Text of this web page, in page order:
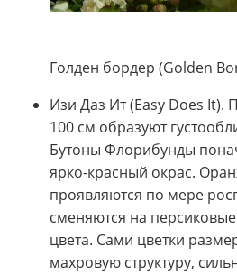
Голден бордер (Golden
Изи Даз Ит (Easy Does It).
100 см образуют
Бутоны Флорибунды
ярко-красный окрас.
проявляются по мере
сменяются на
цвета. Сами цветки
махровую структуру,